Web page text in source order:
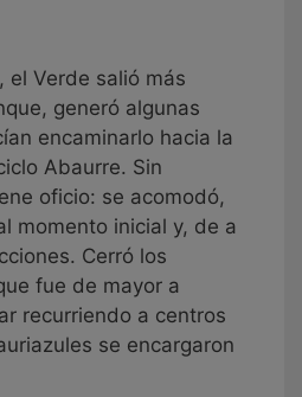
el Verde salió más
generó algunas
encaminarlo hacia la
Abaurre. Sin
oficio: se acomodó,
momento inicial y, de a
Cerró los
fue de mayor a
recurriendo a centros
se encargaron